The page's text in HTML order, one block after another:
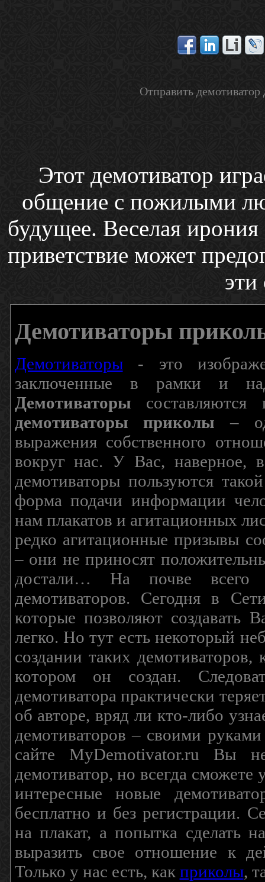
Отправить
Этот демотиватор
общение с пожилыми
будущее. Веселая ирония
приветствие может
эти
Демотиваторы
Демотиваторы- это
заключенные в рамки и
Демотиваторы составляются
демотиваторы приколы –
выражения собственного
вокруг нас. У Вас, наверное,
демотиваторы пользуются
форма подачи информации
нам плакатов и агитационных
редко агитационные призывы
– они не приносят
достали… На почве всего
демотиваторов. Сегодня в
которые позволяют создавать
легко. Но тут есть некоторый
создании таких
котором он создан.
демотиватора практически
об авторе, вряд ли кто-либо
демотиваторов – своими
сайте MyDemotivator.ru Вы
демотиватор, но всегда сможете
интересные новые
бесплатно и без регистрации.
на плакат, а попытка
выразить свое отношение к
Только у нас есть, как приколы,